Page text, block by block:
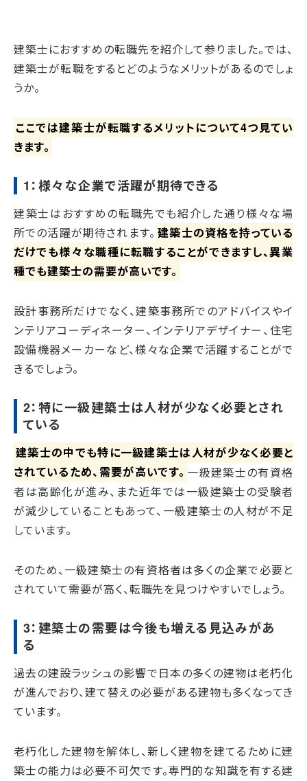
建築士におすすめの転職先を紹介して参りました。では、
建築士が転職をするとどのようなメリットがあるのでしょ
うか。
ここでは建築士が転職するメリットについて4つ見てい
きます。
1：様々な企業で活躍が期待できる
建築士はおすすめの転職先でも紹介した通り様々な場
所での活躍が期待されます。 建築士の資格を持っている
だけでも様々な職種に転職することができますし、異業
種でも建築士の需要が高いです。
設計事務所だけでなく、建築事務所でのアドバイスやイ
ンテリアコーディネーター、インテリアデザイナー、住宅
設備機器メーカーなど、様々な企業で活躍することがで
きるでしょう。
2：特に一級建築士は人材が少なく必要とされ
ている
建築士の中でも特に一級建築士は人材が少なく必要と
されているため、需要が高いです。 一級建築士の有資格
者は高齢化が進み、また近年では一級建築士の受験者
が減少していることもあって、一級建築士の人材が不足
しています。
そのため、一級建築士の有資格者は多くの企業で必要と
されていて需要が高く、転職先を見つけやすいでしょう。
3：建築士の需要は今後も増える見込みがあ
る
過去の建設ラッシュの影響で日本の多くの建物は老朽化
が進んでおり、建て替えの必要がある建物も多くなってき
ています。
老朽化した建物を解体し、新しく建物を建てるために建
築士の能力は必要不可欠です。専門的な知識を有する建